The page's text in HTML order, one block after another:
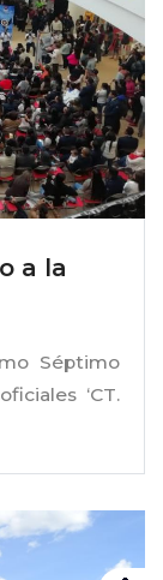
a la
Séptimo
‘CT.